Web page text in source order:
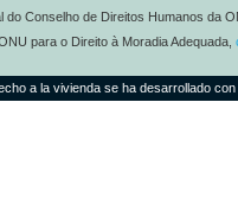
do Conselho de Direitos Humanos da
para o Direito à Moradia Adequada,
a la vivienda se ha desarrollado